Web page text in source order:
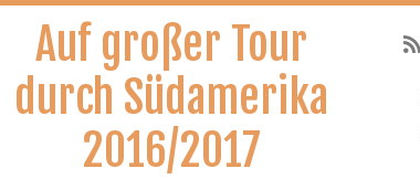
Auf großer Tour
durch Südamerika
2016/2017